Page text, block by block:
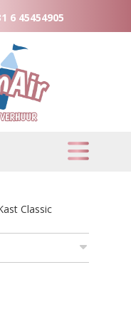
6 45454905
toggle menu
Classic